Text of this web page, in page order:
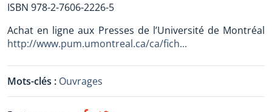
ISBN 978-2-7606-2226-5
Achat en ligne aux Presses de l’Université de Montréal
http://www.pum.umontreal.ca/ca/fich...
Mots-clés : Ouvrages